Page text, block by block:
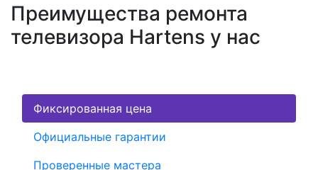
Преимущества ремонта
телевизора Hartens у нас
Фиксированная цена
Официальные гарантии
Проверенные мастера